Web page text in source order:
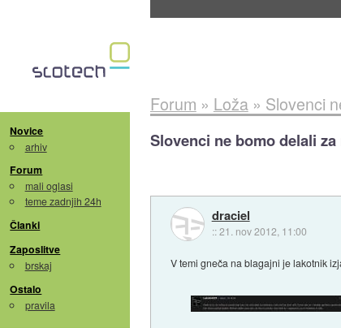
Novice
arhiv
Forum
mali oglasi
teme zadnjih 24h
Članki
Zaposlitve
brskaj
Ostalo
pravila
Forum » Loža» Slovenci
Slovenci ne bomo delali
draciel
::21. nov 2012, 11:00
V temi gneča na blagajni je lakotnik